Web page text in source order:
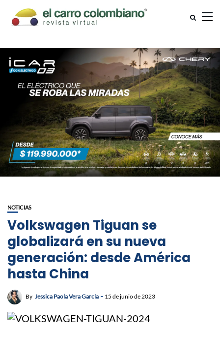
NOTICIAS
Volkswagen Tiguan se
globalizará en su nueva
generación: desde América
hasta China
By Jessica Paola Vera García 15 de junio de 2023